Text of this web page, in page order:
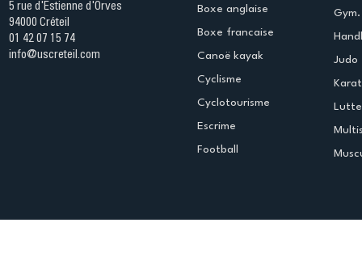
5 rue d'Estienne d'Orves
94000 Créteil
01 42 07 15 74
info@uscreteil.com
Boxe anglaise
Boxe francaise
Canoë kayak
Cyclisme
Cyclotourisme
Escrime
Football
Judo
Lutte